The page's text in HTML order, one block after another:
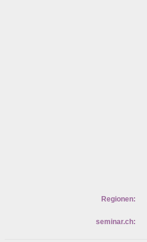
Regionen:
seminar.ch: